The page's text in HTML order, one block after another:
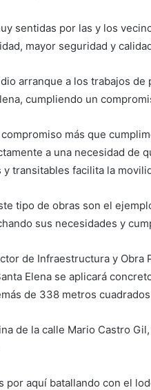
sentidas por las y los
mayor seguridad y
arranque a los trabajos
cumpliendo un
más que
a una necesidad de
transitables facilita la
tipo de obras son el
sus necesidades y
de Infraestructura y Obra
Elena se aplicará
de 338 metros
de la calle Mario Castro
por aquí batallando con el